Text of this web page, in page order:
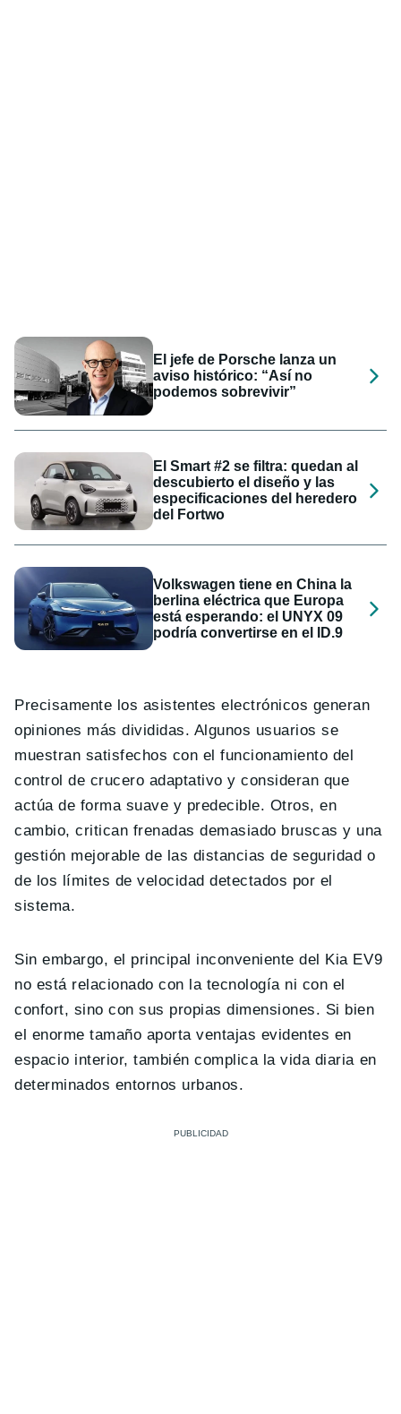
El jefe de Porsche lanza un
aviso histórico: “Así no
podemos sobrevivir”
El Smart #2 se filtra: quedan al
descubierto el diseño y las
especificaciones del heredero
del Fortwo
Volkswagen tiene en China la
berlina eléctrica que Europa
está esperando: el UNYX 09
podría convertirse en el ID.9
Precisamente los asistentes electrónicos generan
opiniones más divididas. Algunos usuarios se
muestran satisfechos con el funcionamiento del
control de crucero adaptativo y consideran que
actúa de forma suave y predecible. Otros, en
cambio, critican frenadas demasiado bruscas y una
gestión mejorable de las distancias de seguridad o
de los límites de velocidad detectados por el
sistema.
Sin embargo, el principal inconveniente del Kia EV9
no está relacionado con la tecnología ni con el
confort, sino con sus propias dimensiones. Si bien
el enorme tamaño aporta ventajas evidentes en
espacio interior, también complica la vida diaria en
determinados entornos urbanos.